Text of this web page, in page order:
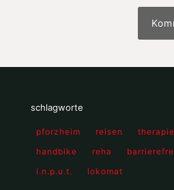
schlagworte
pforzheim reisen therapie
handbike
reha
i.n.p.u.t.
lokomat